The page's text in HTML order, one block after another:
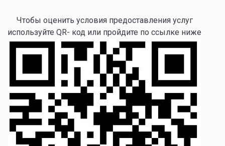
Чтобы оценить условия предоставления услуг
используйте QR- код или пройдите по ссылке ниже